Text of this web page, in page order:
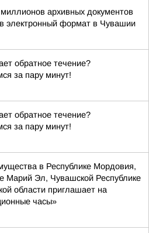
архивных документов
электронный формат в Чувашии
обратное течение?
за пару минут!
обратное течение?
за пару минут!
в Республике Мордовия,
Марий Эл, Чувашской Республике
области приглашает на
часы»